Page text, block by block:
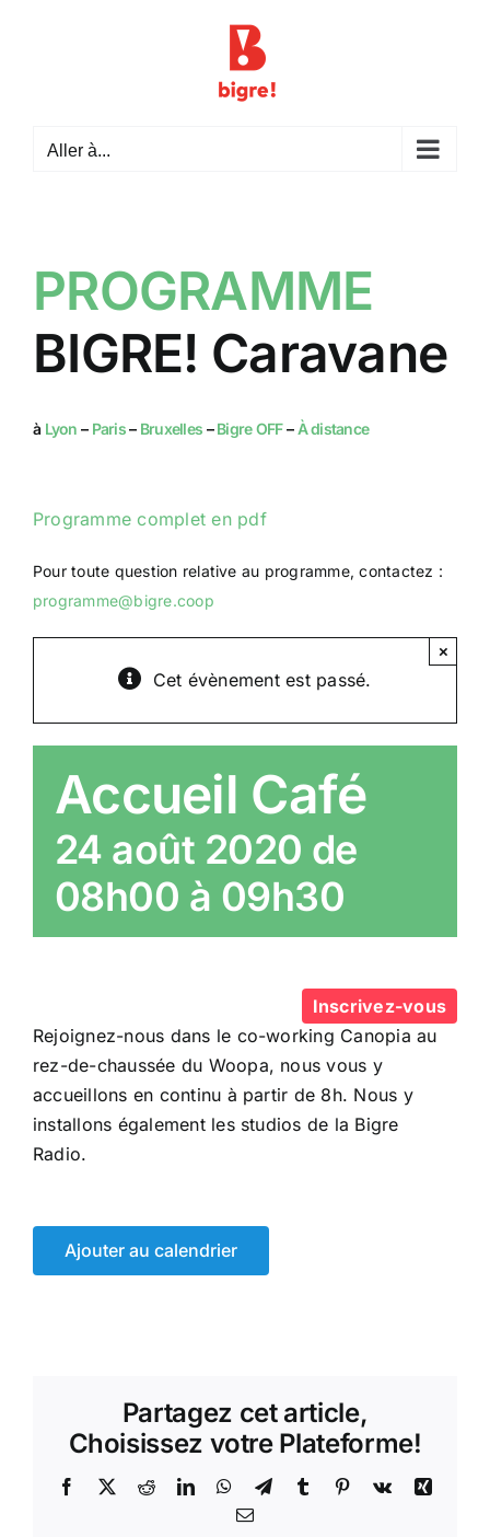
Aller à...
PROGRAMME
BIGRE! Caravane
à Lyon – Paris– Bruxelles –Bigre OFF– À distance
Programme complet en pdf
Pour toute question relative au programme, contactez :
programme@bigre.coop
Cet évènement est passé.
×
Accueil Café
24 août 2020 de
08h00 à 09h30
Inscrivez-vous
Rejoignez-nous dans le co-working Canopia au
rez-de-chaussée du Woopa, nous vous y
accueillons en continu à partir de 8h. Nous y
installons également les studios de la Bigre
Radio.
Ajouter au calendrier
Partagez cet article,
Choisissez votre Plateforme!
Facebook
X RedditLinkedInWhatsApp
TelegramTumblr Pinterest
Vk
Xing
Email